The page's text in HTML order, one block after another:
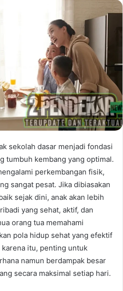
sekolah dasar menjadi fondasi
tumbuh kembang yang optimal.
perkembangan fisik,
sangat pesat. Jika dibiasakan
sejak dini, anak akan lebih
yang sehat, aktif, dan
orang tua memahami
pola hidup sehat yang efektif
itu, penting untuk
namun berdampak besar
secara maksimal setiap hari.